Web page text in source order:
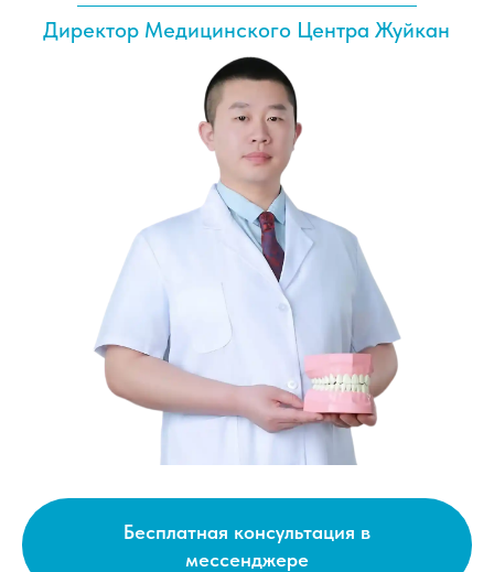
Бесплатная консультация в
мессенджере